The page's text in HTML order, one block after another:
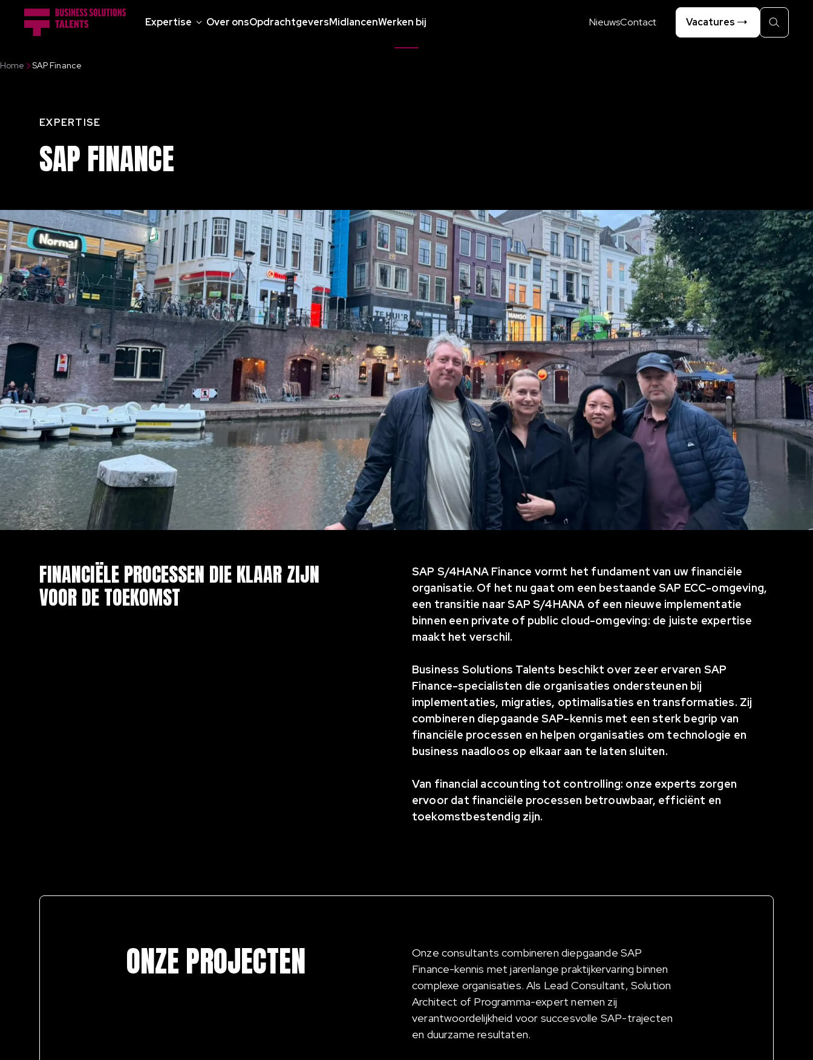
Vacatures
Zoeken
Expertise Over onsOpdrachtgeversMidlancenWerken bij NieuwsContact
Home SAP Finance
SAPFINANCE
EXPERTISE
FINANCIËLE PROCESSEN DIE KLAAR ZIJN
VOOR DE TOEKOMST
SAP S/4HANA Finance vormt het fundament van uw financiële
organisatie. Of het nu gaat om een bestaande SAP ECC-omgeving,
een transitie naar SAP S/4HANA of een nieuwe implementatie
binnen een private of public cloud-omgeving: de juiste expertise
maakt het verschil.
Business Solutions Talents beschikt over zeer ervaren SAP
Finance-specialisten die organisaties ondersteunen bij
implementaties, migraties, optimalisaties en transformaties. Zij
combineren diepgaande SAP-kennis met een sterk begrip van
financiële processen en helpen organisaties om technologie en
business naadloos op elkaar aan te laten sluiten.
Van financial accounting tot controlling: onze experts zorgen
ervoor dat financiële processen betrouwbaar, efficiënt en
toekomstbestendig zijn.
ONZE PROJECTEN
Onze consultants combineren diepgaande SAP
Finance-kennis met jarenlange praktijkervaring binnen
complexe organisaties. Als Lead Consultant, Solution
Architect of Programma-expert nemen zij
verantwoordelijkheid voor succesvolle SAP-trajecten
en duurzame resultaten.